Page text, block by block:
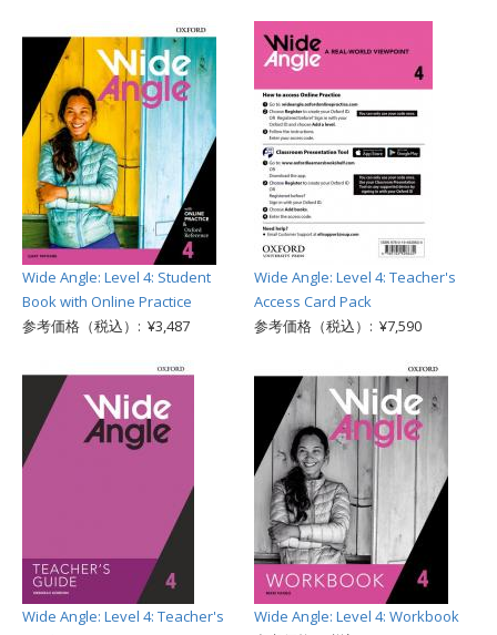
Wide Angle: Level 4: Student
Book with Online Practice
参考価格（税込）: ¥3,487
Wide Angle: Level 4: Teacher's
Access Card Pack
参考価格（税込）: ¥7,590
Wide Angle: Level 4: Teacher's
Wide Angle: Level 4: Workbook